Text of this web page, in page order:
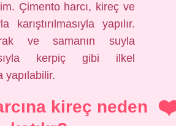
Çimento harcı, kireç ve
karıştırılmasıyla yapılır.
ve samanın suyla
kerpiç gibi ilkel
yapılabilir.
kireç neden